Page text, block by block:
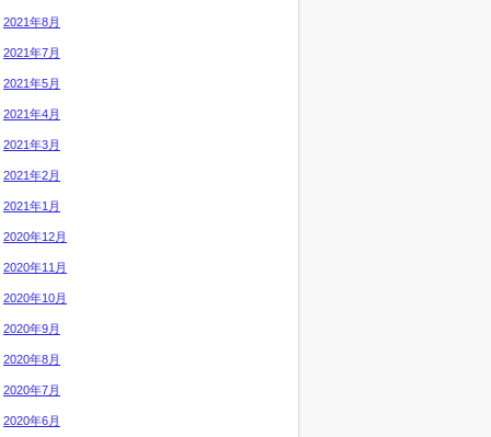
2021年8月
2021年7月
2021年5月
2021年4月
2021年3月
2021年2月
2021年1月
2020年12月
2020年11月
2020年10月
2020年9月
2020年8月
2020年7月
2020年6月